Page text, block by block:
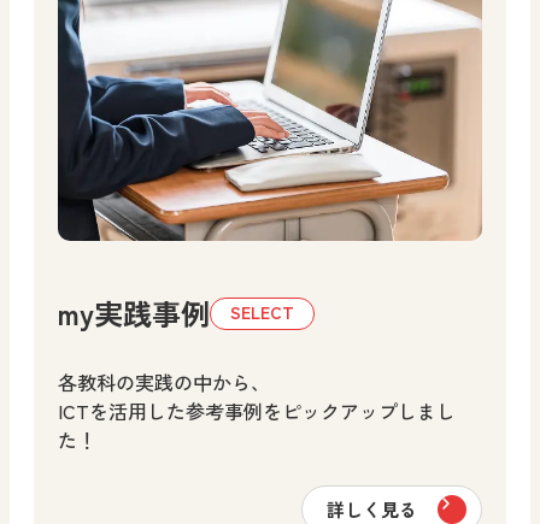
my実践事例
各教科の実践の中から、
ICTを活用した参考事例をピックアップしまし
た！
詳しく見る